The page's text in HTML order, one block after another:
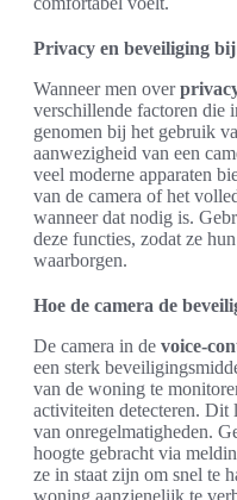
Privacy en beveiliging
Wanneer men over
verschillende factoren die
genomen bij het gebruik
aanwezigheid van een
veel moderne apparaten
van de camera of het
wanneer dat nodig is.
deze functies, zodat ze
waarborgen.
Hoe de camera de
De camera in de voice-
een sterk
van de woning te
activiteiten detecteren. Dit
van onregelmatigheden.
hoogte gebracht via
ze in staat zijn om snel te
woning aanzienelijk te